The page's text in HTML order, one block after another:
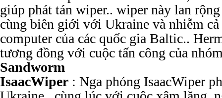
giúp phát tán wiper.. wiper này lan
cùng biên giới với Ukraine và nhiễm cả
computer của các quốc gia Baltic..
tương đồng với cuộc tấn công của
Sandworm
IsaacWiper : Nga phóng IsaacWiper